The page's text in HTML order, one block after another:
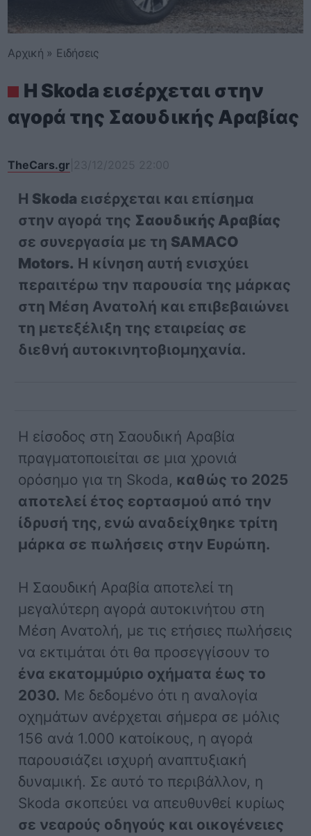
Αρχική » Ειδήσεις
Η Skoda εισέρχεται στην
αγορά της Σαουδικής Αραβίας
TheCars.gr
Η Skoda εισέρχεται και επίσημα
στην αγορά της Σαουδικής Αραβίας
σε συνεργασία με τη SAMACO
Motors. Η κίνηση αυτή ενισχύει
περαιτέρω την παρουσία της μάρκας
στη Μέση Ανατολή και επιβεβαιώνει
τη μετεξέλιξη της εταιρείας σε
διεθνή αυτοκινητοβιομηχανία.
Η είσοδος στη Σαουδική Αραβία
πραγματοποιείται σε μια χρονιά
ορόσημο για τη Skoda, καθώς το 2025
αποτελεί έτος εορτασμού από την
ίδρυσή της, ενώ αναδείχθηκε τρίτη
μάρκα σε πωλήσεις στην Ευρώπη.
Η Σαουδική Αραβία αποτελεί τη
μεγαλύτερη αγορά αυτοκινήτου στη
Μέση Ανατολή, με τις ετήσιες πωλήσεις
να εκτιμάται ότι θα προσεγγίσουν το
ένα εκατομμύριο οχήματα έως το
2030. Με δεδομένο ότι η αναλογία
οχημάτων ανέρχεται σήμερα σε μόλις
156 ανά 1.000 κατοίκους, η αγορά
παρουσιάζει ισχυρή αναπτυξιακή
δυναμική. Σε αυτό το περιβάλλον, η
Skoda σκοπεύει να απευθυνθεί κυρίως
σε νεαρούς οδηγούς και οικογένειες